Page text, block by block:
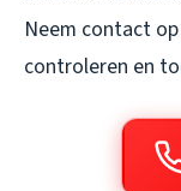
Neem contact
controleren en